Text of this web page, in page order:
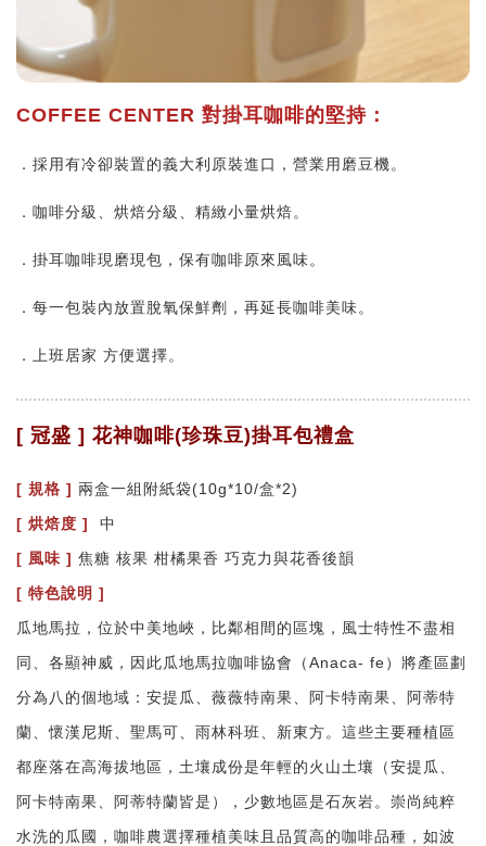
COFFEE CENTER 對掛耳咖啡的堅持：
．採用有冷卻裝置的義大利原裝進口，營業用磨豆機。
．咖啡分級、烘焙分級、精緻小量烘焙。
．掛耳咖啡現磨現包，保有咖啡原來風味。
．每一包裝內放置脫氧保鮮劑，再延長咖啡美味。
．上班居家 方便選擇。
[ 冠盛 ] 花神咖啡(珍珠豆)掛耳包禮盒
[ 規格 ] 兩盒一組附紙袋(10g*10/盒*2)
[ 烘焙度 ]
中
[ 風味 ] 焦糖 核果 柑橘果香 巧克力與花香後韻
[ 特色說明 ]
瓜地馬拉，位於中美地峽，比鄰相間的區塊，風士特性不盡相
同、各顯神威，因此瓜地馬拉咖啡協會（Anaca- fe）將產區劃
分為八的個地域：安提瓜、薇薇特南果、阿卡特南果、阿蒂特
蘭、懷漢尼斯、聖馬可、雨林科班、新東方。這些主要種植區
都座落在高海拔地區，土壤成份是年輕的火山土壤（安提瓜、
阿卡特南果、阿蒂特蘭皆是），少數地區是石灰岩。崇尚純粹
水洗的瓜國，咖啡農選擇種植美味且品質高的咖啡品種，如波